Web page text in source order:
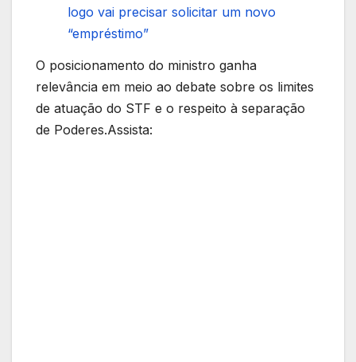
logo vai precisar solicitar um novo
“empréstimo”
O posicionamento do ministro ganha
relevância em meio ao debate sobre os limites
de atuação do STF e o respeito à separação
de Poderes.Assista: